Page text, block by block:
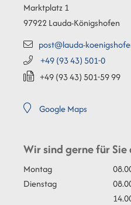
Marktplatz 1
97922Lauda-Königshofen
post@lauda-
+49 (9343) 501-0
+49 (9343) 501-5999
Google Maps
Wir sind gerne für Sie
Montag
Dienstag